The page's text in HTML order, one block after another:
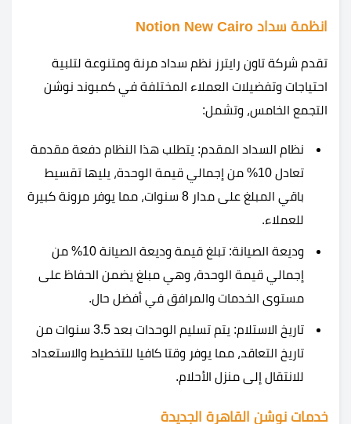
انظمة سداد Notion New Cairo
تقدم شركة تاون رايترز نظم سداد مرنة ومتنوعة لتلبية
احتياجات وتفضيلات العملاء المختلفة في كمبوند نوشن
التجمع الخامس، وتشمل:
نظام السداد المقدم: يتطلب هذا النظام دفعة مقدمة
تعادل 10% من إجمالي قيمة الوحدة، يليها تقسيط
باقي المبلغ على مدار 8 سنوات، مما يوفر مرونة كبيرة
للعملاء.
وديعة الصيانة: تبلغ قيمة وديعة الصيانة 10% من
إجمالي قيمة الوحدة، وهي مبلغ يضمن الحفاظ على
مستوى الخدمات والمرافق في أفضل حال.
تاريخ الاستلام: يتم تسليم الوحدات بعد 3.5 سنوات من
تاريخ التعاقد، مما يوفر وقتا كافيا للتخطيط والاستعداد
للانتقال إلى منزل الأحلام.
خدمات نوشن القاهرة الجديدة